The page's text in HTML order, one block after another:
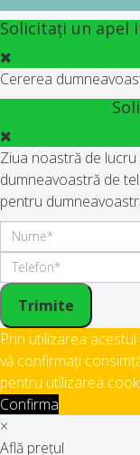
Solicitați un apel
Cererea
Ziua noastră de
dumneavoastră de
pentru
Trimite
Prin utilizarea acestui
vă confirmați
pentru utilizarea
Confirma
×
Află prețul